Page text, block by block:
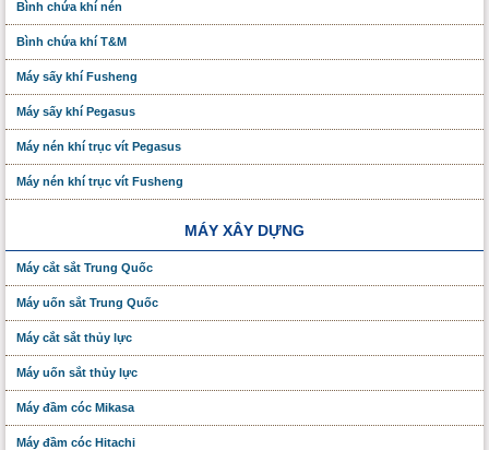
Bình chứa khí nén
Bình chứa khí T&M
Máy sấy khí Fusheng
Máy sấy khí Pegasus
Máy nén khí trục vít Pegasus
Máy nén khí trục vít Fusheng
MÁY XÂY DỰNG
Máy cắt sắt Trung Quốc
Máy uốn sắt Trung Quốc
Máy cắt sắt thủy lực
Máy uốn sắt thủy lực
Máy đầm cóc Mikasa
Máy đầm cóc Hitachi